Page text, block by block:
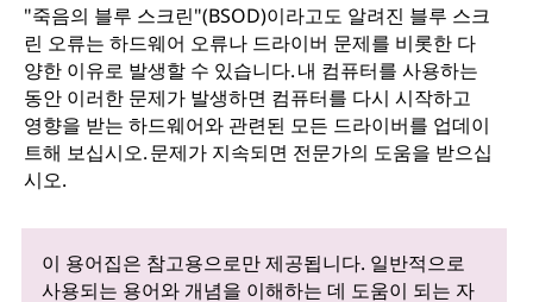
"죽음의 블루 스크린"(BSOD)이라고도 알려진 블루 스크
린 오류는 하드웨어 오류나 드라이버 문제를 비롯한 다
양한 이유로 발생할 수 있습니다. 내 컴퓨터를 사용하는
동안 이러한 문제가 발생하면 컴퓨터를 다시 시작하고
영향을 받는 하드웨어와 관련된 모든 드라이버를 업데이
트해 보십시오. 문제가 지속되면 전문가의 도움을 받으십
시오.
이 용어집은 참고용으로만 제공됩니다. 일반적으로
사용되는 용어와 개념을 이해하는 데 도움이 되는 자